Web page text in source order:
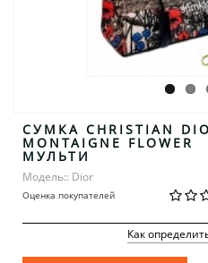
СУМКА CHRISTIAN
MONTAIGNE FLOWER
МУЛЬТИ
Модель:: Dior
Оценка покупателей
Как